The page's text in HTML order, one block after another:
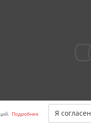
Подробнее Я согласен